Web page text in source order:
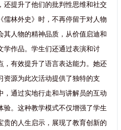
还提升了他们的批判性思维和社交
儒林外史》时，不再停留于对人物
其人物的精神品质，从价值启迪和
学作品。学生们还通过表演和讨
，有效提升了语言表达能力。她还
资源为此次活动提供了独特的支
，通过实地行走和与讲解员的互动
验。这种教学模式不仅增强了学生
贵的人生启示，展现了教育创新的